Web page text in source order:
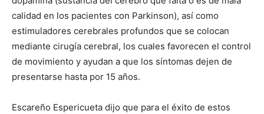
calidad en los pacientes con Parkinson), así como
estimuladores cerebrales profundos que se colocan
mediante cirugía cerebral, los cuales favorecen el control
de movimiento y ayudan a que los síntomas dejen de
presentarse hasta por 15 años.
Escareño Espericueta dijo que para el éxito de estos